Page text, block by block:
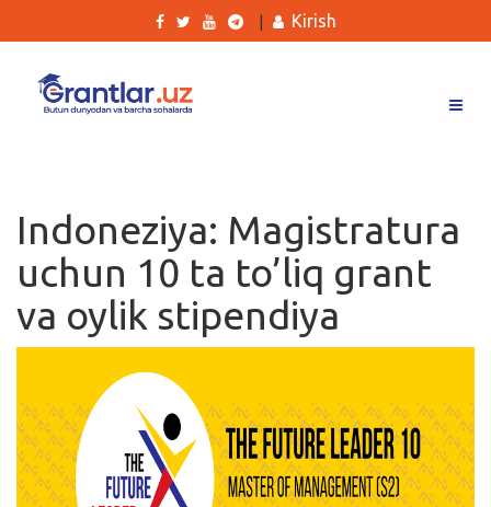
Ishlar
Kurslar
Blog
Qidirish
Kirish
Indoneziya: Magistratura
uchun 10 ta to’liq grant
va oylik stipendiya